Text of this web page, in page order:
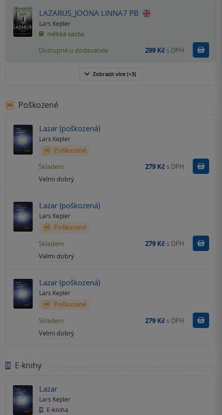
LAZARUS_JOONA LINNA7 PB
Lars Kepler
měkká vazba
Dostupné u dodavatele 299 Kč s DPH
Zobrazit více (+3)
Poškozené
Lazar (poškozená)
Lars Kepler
Poškozené
Velmi dobrý
Skladem 279 Kč s DPH
Lazar (poškozená)
Lars Kepler
Poškozené
Velmi dobrý
Skladem 279 Kč s DPH
Lazar (poškozená)
Lars Kepler
Poškozené
Velmi dobrý
Skladem 279 Kč s DPH
E-knihy
Lazar
Lars Kepler
E-kniha